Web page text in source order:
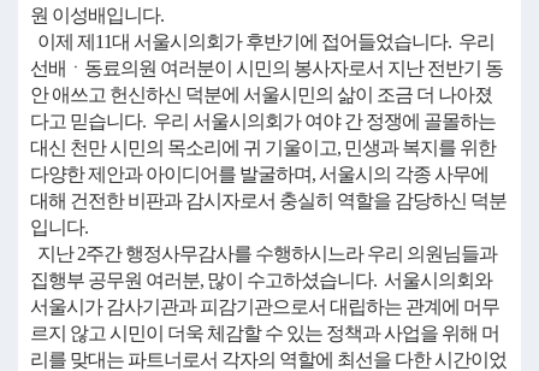
원 이성배입니다.
이제 제11대 서울시의회가 후반기에 접어들었습니다. 우리
선배ㆍ동료의원 여러분이 시민의 봉사자로서 지난 전반기 동
안 애쓰고 헌신하신 덕분에 서울시민의 삶이 조금 더 나아졌
다고 믿습니다. 우리 서울시의회가 여야 간 정쟁에 골몰하는
대신 천만 시민의 목소리에 귀 기울이고, 민생과 복지를 위한
다양한 제안과 아이디어를 발굴하며, 서울시의 각종 사무에
대해 건전한 비판과 감시자로서 충실히 역할을 감당하신 덕분
입니다.
지난 2주간 행정사무감사를 수행하시느라 우리 의원님들과
집행부 공무원 여러분, 많이 수고하셨습니다. 서울시의회와
서울시가 감사기관과 피감기관으로서 대립하는 관계에 머무
르지 않고 시민이 더욱 체감할 수 있는 정책과 사업을 위해 머
리를 맞대는 파트너로서 각자의 역할에 최선을 다한 시간이었